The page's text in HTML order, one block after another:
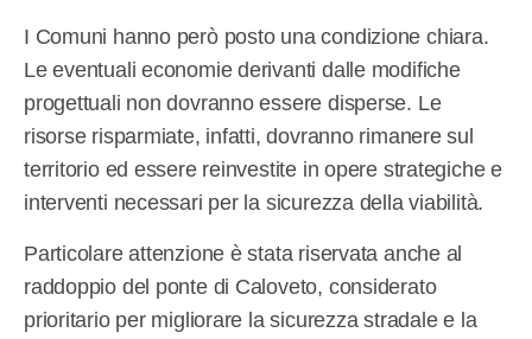
I Comuni hanno però posto una condizione chiara.
Le eventuali economie derivanti dalle modifiche
progettuali non dovranno essere disperse. Le
risorse risparmiate, infatti, dovranno rimanere sul
territorio ed essere reinvestite in opere strategiche e
interventi necessari per la sicurezza della viabilità.
Particolare attenzione è stata riservata anche al
raddoppio del ponte di Caloveto, considerato
prioritario per migliorare la sicurezza stradale e la